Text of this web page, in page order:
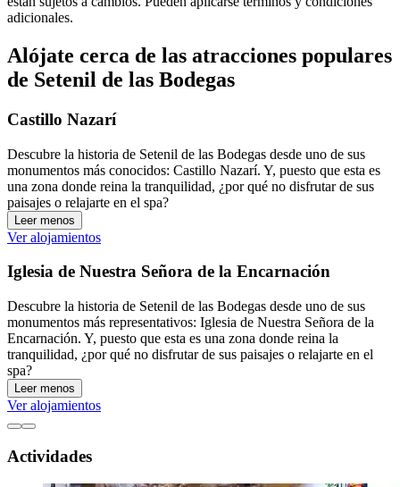
adicionales.
Alójate cerca de las atracciones populares
de Setenil de las Bodegas
Castillo Nazarí
Descubre la historia de Setenil de las Bodegas desde uno de sus
monumentos más conocidos: Castillo Nazarí. Y, puesto que esta es
una zona donde reina la tranquilidad, ¿por qué no disfrutar de sus
paisajes o relajarte en el spa?
Leer menos
Ver alojamientos
Iglesia de Nuestra Señora de la Encarnación
Descubre la historia de Setenil de las Bodegas desde uno de sus
monumentos más representativos: Iglesia de Nuestra Señora de la
Encarnación. Y, puesto que esta es una zona donde reina la
tranquilidad, ¿por qué no disfrutar de sus paisajes o relajarte en el
spa?
Leer menos
Ver alojamientos
Actividades